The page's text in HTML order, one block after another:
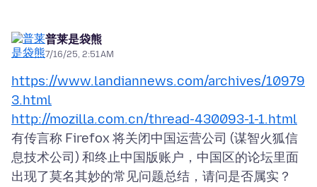
普莱是袋熊
7/16/25, 2:51 AM
https://www.landiannews.com/archives/10979
3.html
http://mozilla.com.cn/thread-430093-1-1.html
有传言称 Firefox 将关闭中国运营公司 (谋智火狐信
息技术公司) 和终止中国版账户，中国区的论坛里面